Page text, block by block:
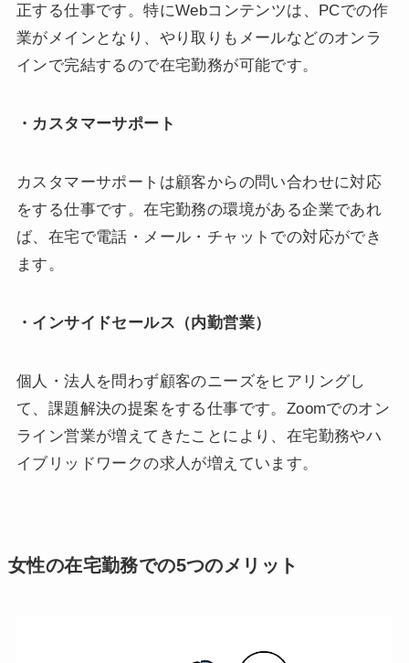
正する仕事です。特にWebコンテンツは、PCでの作
業がメインとなり、やり取りもメールなどのオンラ
インで完結するので在宅勤務が可能です。
・カスタマーサポート
カスタマーサポートは顧客からの問い合わせに対応
をする仕事です。在宅勤務の環境がある企業であれ
ば、在宅で電話・メール・チャットでの対応ができ
ます。
・インサイドセールス（内勤営業）
個人・法人を問わず顧客のニーズをヒアリングし
て、課題解決の提案をする仕事です。Zoomでのオン
ライン営業が増えてきたことにより、在宅勤務やハ
イブリッドワークの求人が増えています。
女性の在宅勤務での5つのメリット